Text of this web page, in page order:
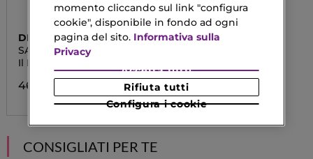
DIOR
SAUVAGE
Il Detergente
46,13 €
CONSIGLIATI PER TE
momento cliccando sul link "configura
cookie", disponibile in fondo ad ogni
pagina del sito. Informativa sulla
Privacy
Configura i cookie
Rifiuta tutti
Accetta tutti